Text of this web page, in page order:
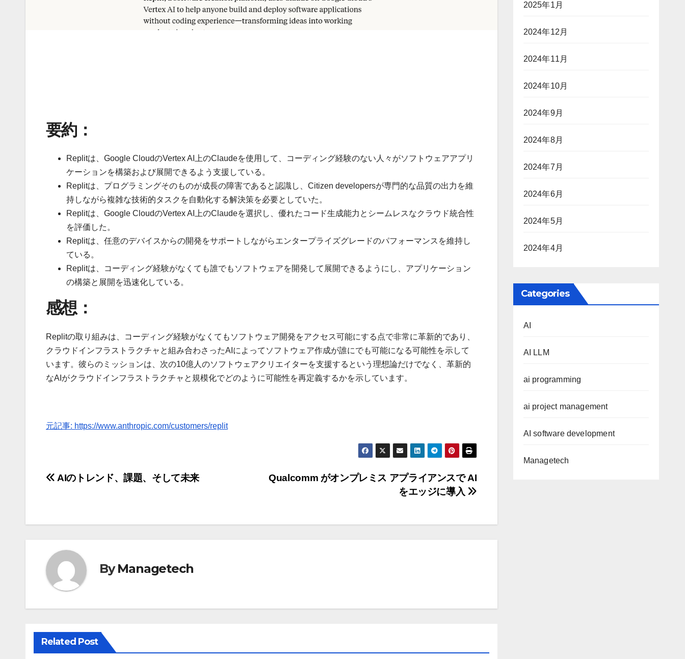
要約：
Replitは、Google CloudのVertex AI上のClaudeを使用して、コーディング経験のない人々がソフトウェアアプリ
ケーションを構築および展開できるよう支援している。
Replitは、プログラミングそのものが成長の障害であると認識し、Citizen developersが専門的な品質の出力を維
持しながら複雑な技術的タスクを自動化する解決策を必要としていた。
Replitは、Google CloudのVertex AI上のClaudeを選択し、優れたコード生成能力とシームレスなクラウド統合性
を評価した。
Replitは、任意のデバイスからの開発をサポートしながらエンタープライズグレードのパフォーマンスを維持し
ている。
Replitは、コーディング経験がなくても誰でもソフトウェアを開発して展開できるようにし、アプリケーション
の構築と展開を迅速化している。
感想：
Replitの取り組みは、コーディング経験がなくてもソフトウェア開発をアクセス可能にする点で非常に革新的であり、
クラウドインフラストラクチャと組み合わさったAIによってソフトウェア作成が誰にでも可能になる可能性を示して
います。彼らのミッションは、次の10億人のソフトウェアクリエイターを支援するという理想論だけでなく、革新的
なAIがクラウドインフラストラクチャと規模化でどのように可能性を再定義するかを示しています。
元記事: https://www.anthropic.com/customers/replit
投
ナ
ゲ
ー
シ
ョ
ン
Qualcomm がオンプレミス アプライアンスで AI
をエッジに導入
AIのトレンド、課題、そして未来
ByManagetech
Related Post
2025年1月
2024年12月
2024年11月
2024年10月
2024年9月
2024年8月
2024年7月
2024年6月
2024年5月
2024年4月
Categories
AI
AI LLM
ai programming
ai project management
AI software development
Managetech